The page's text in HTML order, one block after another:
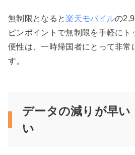
無制限となると楽天モバイルの
ピンポイントで無制限を手軽にト
便性は、一時帰国者にとって非常
す。
データの減りが早い
い